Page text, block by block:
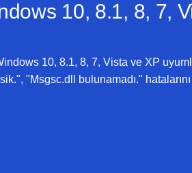
10, 8.1, 8, 7,
10, 8.1, 8, 7, Vista ve XP
"Msgsc.dll bulunamadı."